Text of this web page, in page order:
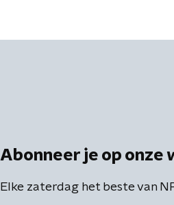
Abonneer je op
Elke zaterdag het beste van